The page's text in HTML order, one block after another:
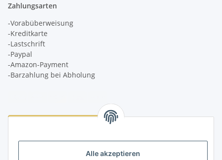
Alle akzeptieren
Zahlungsarten
-Vorabüberweisung
-Kreditkarte
-Lastschrift
-Paypal
-Amazon-Payment
-Barzahlung bei Abholung